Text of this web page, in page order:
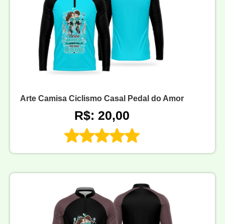
Arte Camisa Ciclismo Casal Pedal do Amor
R$: 20,00